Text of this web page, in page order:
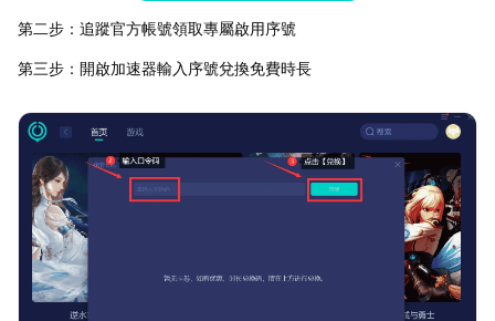
第二步：追蹤官方帳號領取專屬啟用序號
第三步：開啟加速器輸入序號兌換免費時長